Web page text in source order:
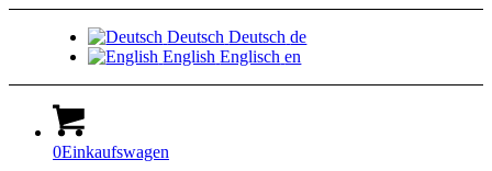
Deutsch Deutsch de
English Englisch en
0Einkaufswagen